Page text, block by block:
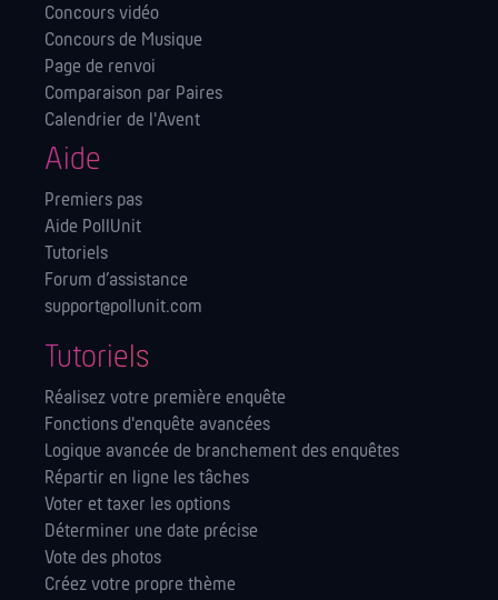
Concours vidéo
Concours de Musique
Page de renvoi
Comparaison par Paires
Calendrier de l'Avent
Aide
Premiers pas
Aide PollUnit
Tutoriels
Forum d’assistance
support@pollunit.com
Tutoriels
Réalisez votre première enquête
Fonctions d'enquête avancées
Logique avancée de branchement des enquêtes
Répartir en ligne les tâches
Voter et taxer les options
Déterminer une date précise
Vote des photos
Créez votre propre thème